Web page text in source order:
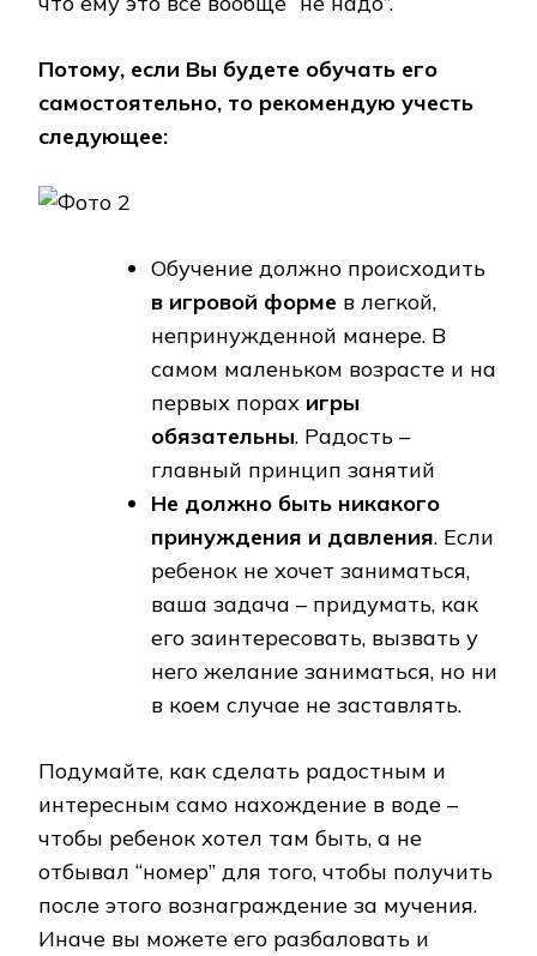
Потому, если Вы будете обучать его
самостоятельно, то рекомендую учесть
следующее:
Обучение должно происходить
в игровой форме в легкой,
непринужденной манере. В
самом маленьком возрасте и на
первых порах игры
обязательны. Радость –
главный принцип занятий
Не должно быть никакого
принуждения и давления. Если
ребенок не хочет заниматься,
ваша задача – придумать, как
его заинтересовать, вызвать у
него желание заниматься, но ни
в коем случае не заставлять.
Подумайте, как сделать радостным и
интересным само нахождение в воде –
чтобы ребенок хотел там быть, а не
отбывал “номер” для того, чтобы получить
после этого вознаграждение за мучения.
Иначе вы можете его разбаловать и